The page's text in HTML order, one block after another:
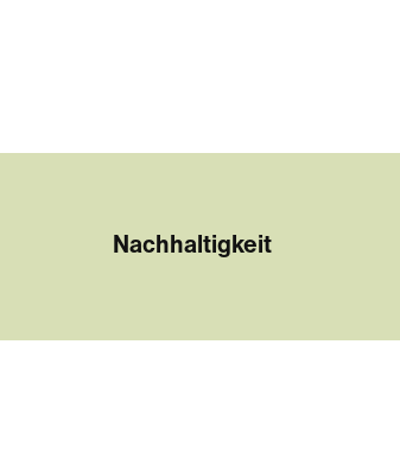
Nachhaltigkeit